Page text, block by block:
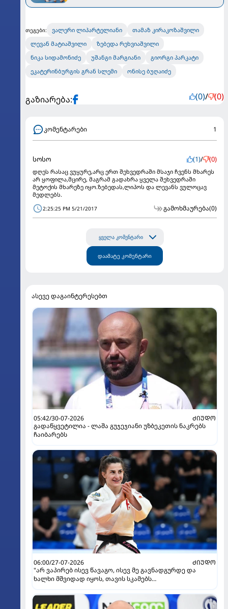
თეგები: ვალერი ლიპარტელიანი
თამაზ კირაკოზაშვილი
ლევან მატიაშვილი
ზებედა რეხვიაშვილი
ნიკა სიდამონიძე
უშანგი მარგიანი
გიორგი პარკატი
ეკატერინბურგის გრან სლემი
ონისე ბუღაიძე
გაზიარება: (0)/ (0)
კომენტარები 1
სოსო (1)/ (0)
დღეს რასაც ვუყურე,არც ერთ შეხვედრაში მსაჯი ჩვენს მხარეს
არ ყოფილა,მცირე, მაგრამ გადახრა ყველა შეხვედრაში
მეტოქის მხარეზე იყო.ზებედას,ლიპოს და ლევანს ვულოცავ
მედლებს.
2:25:25 PM 5/21/2017 გამოხმაურება(0)
ყველა კომენტარი
დაამატე კომენტარი
ასევე დაგაინტერესებთ
05:42/30-07-2026
ᲫᲘᲣᲓᲝ
გადაწყვეტილია - ლაშა გუჯეჯიანი უზბეკეთის ნაკრებს
ჩაიბარებს
06:00/27-07-2026
ᲫᲘᲣᲓᲝ
"არ ვაპირებ ისევ წავაგო, ისევ მე გავნადგურდე და
ხალხი მშვიდად იყოს, თავის სკამებს